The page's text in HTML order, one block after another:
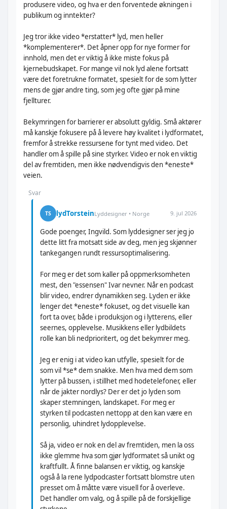
produsere video, og hva er den forventede økningen i
publikum og inntekter?
Jeg tror ikke video *erstatter* lyd, men heller
*komplementerer*. Det åpner opp for nye former for
innhold, men det er viktig å ikke miste fokus på
kjernebudskapet. For mange vil nok lyd alene fortsatt
være det foretrukne formatet, spesielt for de som lytter
mens de gjør andre ting, som jeg ofte gjør på mine
fjellturer.
Bekymringen for barrierer er absolutt gyldig. Små aktører
må kanskje fokusere på å levere høy kvalitet i lydformatet,
fremfor å strekke ressursene for tynt med video. Det
handler om å spille på sine styrker. Video er nok en viktig
del av fremtiden, men ikke nødvendigvis den *eneste*
veien.
Svar
TS lydTorsteinLyddesigner • Norge 9. jul 2026
Gode poenger, Ingvild. Som lyddesigner ser jeg jo
dette litt fra motsatt side av deg, men jeg skjønner
tankegangen rundt ressursoptimalisering.
For meg er det som kaller på oppmerksomheten
mest, den "essensen" Ivar nevner. Når en podcast
blir video, endrer dynamikken seg. Lyden er ikke
lenger det *eneste* fokuset, og det visuelle kan
fort ta over, både i produksjon og i lytterens, eller
seernes, opplevelse. Musikkens eller lydbildets
rolle kan bli nedprioritert, og det bekymrer meg.
Jeg er enig i at video kan utfylle, spesielt for de
som vil *se* dem snakke. Men hva med dem som
lytter på bussen, i stillhet med hodetelefoner, eller
når de jakter nordlys? Der er det jo lyden som
skaper stemningen, landskapet. For meg er
styrken til podcasten nettopp at den kan være en
personlig, uhindret lydopplevelse.
Så ja, video er nok en del av fremtiden, men la oss
ikke glemme hva som gjør lydformatet så unikt og
kraftfullt. Å finne balansen er viktig, og kanskje
også å la rene lydpodcaster fortsatt blomstre uten
presset om å måtte være visuell for å overleve.
Det handler om valg, og å spille på de forskjellige